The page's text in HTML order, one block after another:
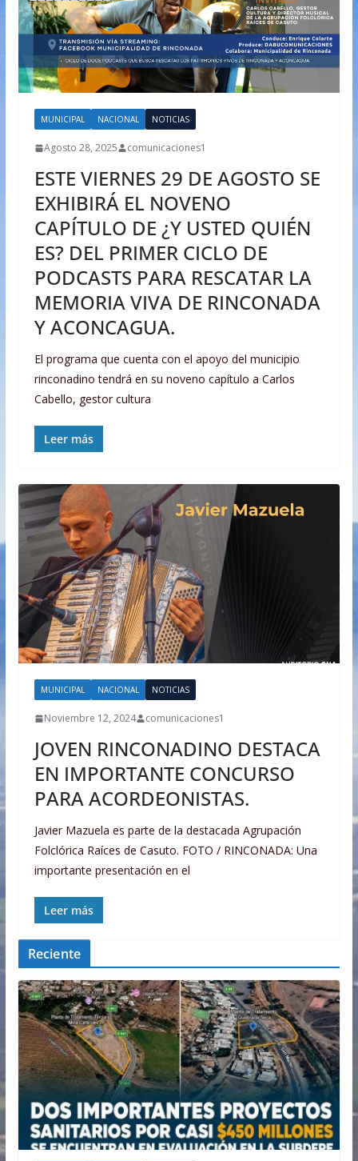
MUNICIPAL NACIONAL NOTICIAS
Agosto 28, 2025 comunicaciones1
ESTE VIERNES 29 DE AGOSTO SE
EXHIBIRÁ EL NOVENO
CAPÍTULO DE ¿Y USTED QUIÉN
ES? DEL PRIMER CICLO DE
PODCASTS PARA RESCATAR LA
MEMORIA VIVA DE RINCONADA
Y ACONCAGUA.
El programa que cuenta con el apoyo del municipio
rinconadino tendrá en su noveno capítulo a Carlos
Cabello, gestor cultura
Leer más
MUNICIPAL NACIONAL NOTICIAS
Noviembre 12, 2024 comunicaciones1
JOVEN RINCONADINO DESTACA
EN IMPORTANTE CONCURSO
PARA ACORDEONISTAS.
Javier Mazuela es parte de la destacada Agrupación
Folclórica Raíces de Casuto. FOTO / RINCONADA: Una
importante presentación en el
Leer más
Reciente